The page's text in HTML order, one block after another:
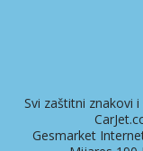
Svi zaštitni znakovi
Gesmarket